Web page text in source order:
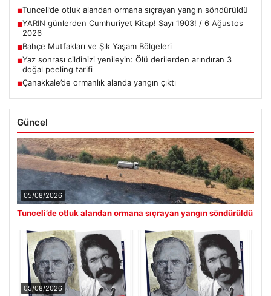
■Tunceli’de otluk alandan ormana sıçrayan yangın söndürüldü
■YARIN günlerden Cumhuriyet Kitap! Sayı 1903! / 6 Ağustos
2026
■Bahçe Mutfakları ve Şık Yaşam Bölgeleri
■Yaz sonrası cildinizi yenileyin: Ölü derilerden arındıran 3
doğal peeling tarifi
■Çanakkale’de ormanlık alanda yangın çıktı
Güncel
05/08/2026
Tunceli’de otluk alandan ormana sıçrayan yangın söndürüldü
05/08/2026